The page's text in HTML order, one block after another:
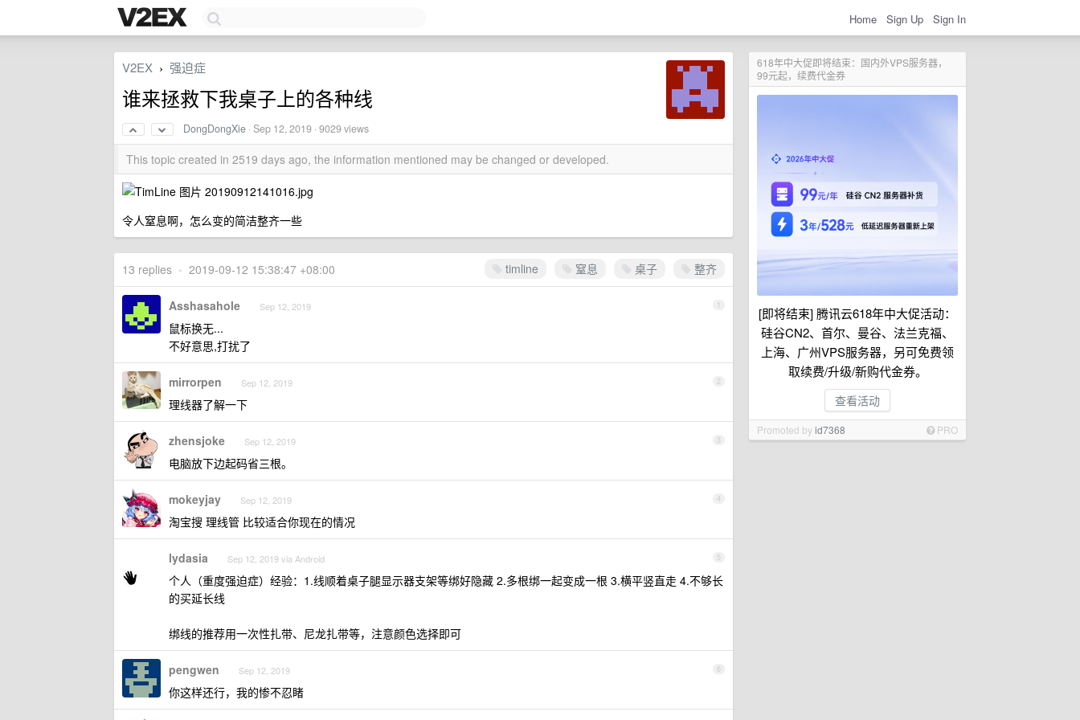
Home Sign Up Sign In
618年中大促即将结束：国内外VPS服务器，
99元起，续费代金券
[即将结束] 腾讯云618年中大促活动：
硅谷CN2、首尔、曼谷、法兰克福、
上海、广州VPS服务器，另可免费领
取续费/升级/新购代金券。
查看活动
Promoted byid7368 PRO
V2EX › 强迫症
谁来拯救下我桌子上的各种线
DongDongXie ·Sep 12, 2019 · 9029 views
This topic created in 2519 days ago, the information mentioned may be changed or developed.
令人窒息啊，怎么变的简洁整齐一些
timline 窒息 桌子 整齐
13 replies • 2019-09-12 15:38:47 +08:00
1
Asshasahole Sep 12, 2019
鼠标换无...
不好意思,打扰了
2
mirrorpen Sep 12, 2019
理线器了解一下
3
zhensjoke Sep 12, 2019
电脑放下边起码省三根。
4
mokeyjay Sep 12, 2019
淘宝搜 理线管 比较适合你现在的情况
5
lydasia Sep 12, 2019 via Android
个人（重度强迫症）经验：1.线顺着桌子腿显示器支架等绑好隐藏 2.多根绑一起变成一根 3.横平竖直走 4.不够长
的买延长线
绑线的推荐用一次性扎带、尼龙扎带等，注意颜色选择即可
6
pengwen Sep 12, 2019
你这样还行，我的惨不忍睹